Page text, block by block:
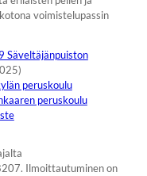
voimistelupassin
Säveltäjänpuiston
peruskoulu
peruskoulu
Ilmoittautuminen on